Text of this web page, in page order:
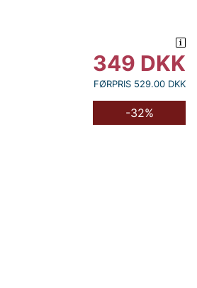
349 DKK
FØRPRIS 529.00 DKK
-32%